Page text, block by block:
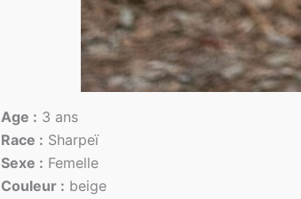
Age : 3 ans
Race : Sharpeï
Sexe : Femelle
Couleur : beige